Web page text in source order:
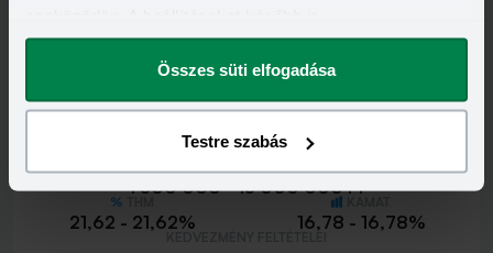
megváltoztathatod.
Összes süti elfogadása
Testre szabáskedvezmény akció
HITELÖSSZEG
1 500 000 - 15 000 000 Ft
21,62 - 21,62% 16,78 - 16,78%